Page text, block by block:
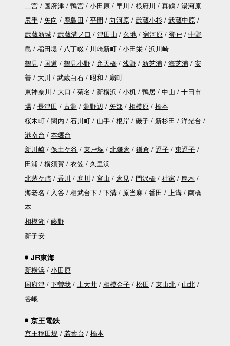
二宮
国府津 鴨宮 小田原 早川 根府川 真鶴
湯河原
尻手
矢向 鹿島田 平間 向河原 武蔵小杉
武蔵中原
武蔵新城
武蔵溝ノ口 津田山 久地 宿河原 登戸
中野
島
稲田堤 八丁畷 川崎新町 小田栄
浜川崎
鶴見
国道 鶴見小野 弁天橋 浅野 新芝浦 海芝浦
安
善
大川 武蔵白石 昭和
扇町
東神奈川
大口 菊名 新横浜 小机 鴨居 中山
十日市
場
長津田 古淵 淵野辺 矢部 相模原
橋本
桜木町
関内 石川町 山手 根岸 磯子 新杉田
洋光台
港南台
本郷台
新川崎
保土ケ谷 東戸塚 北鎌倉 鎌倉 逗子
東逗子
田浦
横須賀 衣笠
久里浜
北茅ケ崎
香川 寒川 宮山 倉見 門沢橋 社家
厚木
海老名
入谷 相武台下 下溝 原当麻 番田 上溝
南橋
本
相模湖
藤野
新子安
JR東海
新横浜
小田原
国府津
下曽我 上大井 相模金子 松田 東山北
山北
谷峨
京王電鉄
京王稲田堤 若葉台 橋本